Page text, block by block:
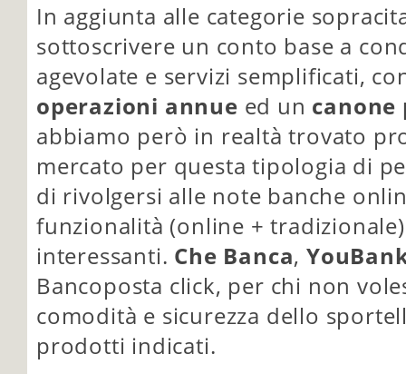
In aggiunta alle categorie
sottoscrivere un conto base a
agevolate e servizi semplificati,
operazioni annue ed un canone
abbiamo però in realtà trovato
mercato per questa tipologia di
di rivolgersi alle note banche
funzionalità (online +
interessanti. Che Banca,
Bancoposta click, per chi non
comodità e sicurezza dello
prodotti indicati.